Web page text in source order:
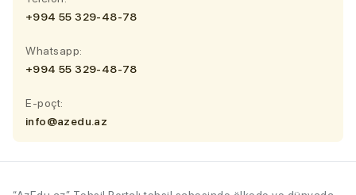
+994 55 329-48-78
Whatsapp:
+994 55 329-48-78
E-poçt:
info@azedu.az